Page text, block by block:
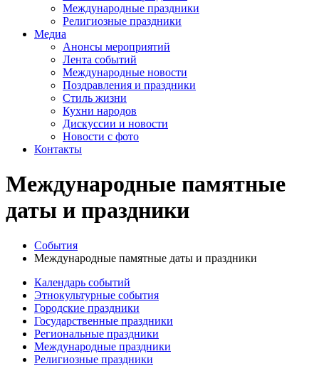
Международные праздники
Религиозные праздники
Медиа
Анонсы мероприятий
Лента событий
Международные новости
Поздравления и праздники
Cтиль жизни
Кухни народов
Дискуссии и новости
Новости с фото
Контакты
Международные памятные
даты и праздники
События
Международные памятные даты и праздники
Календарь событий
Этнокультурные события
Городские праздники
Государственные праздники
Региональные праздники
Международные праздники
Религиозные праздники